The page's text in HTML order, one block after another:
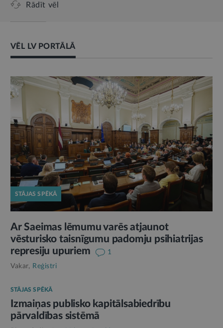
Rādīt vēl
VĒL LV PORTĀLĀ
STĀJAS SPĒKĀ
Ar Saeimas lēmumu varēs atjaunot
vēsturisko taisnīgumu padomju psihiatrijas
represiju upuriem
1
Vakar, Reģistri
STĀJAS SPĒKĀ
Izmaiņas publisko kapitālsabiedrību
pārvaldības sistēmā